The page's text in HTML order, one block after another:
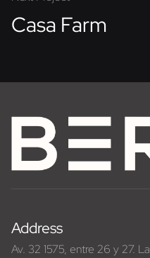
Casa Farm
Address
Av. 32 1575, entre 26 y 27.